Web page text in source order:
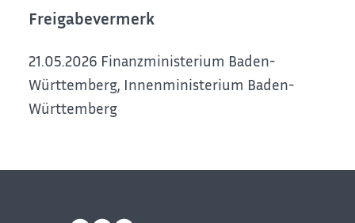
Freigabevermerk
21.05.2026 Finanzministerium Baden-
Württemberg, Innenministerium Baden-
Württemberg